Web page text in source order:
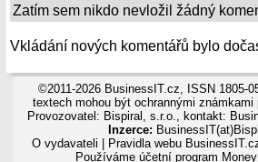
Zatím sem nikdo nevložil žádný
Vkládání nových komentářů bylo
©2011-2026 BusinessIT.cz, ISSN 1805-
textech mohou být ochrannými
Provozovatel: Bispiral, s.r.o., kontakt:
Inzerce:
O vydavateli
Pravidla webu
Používámeúčetní program